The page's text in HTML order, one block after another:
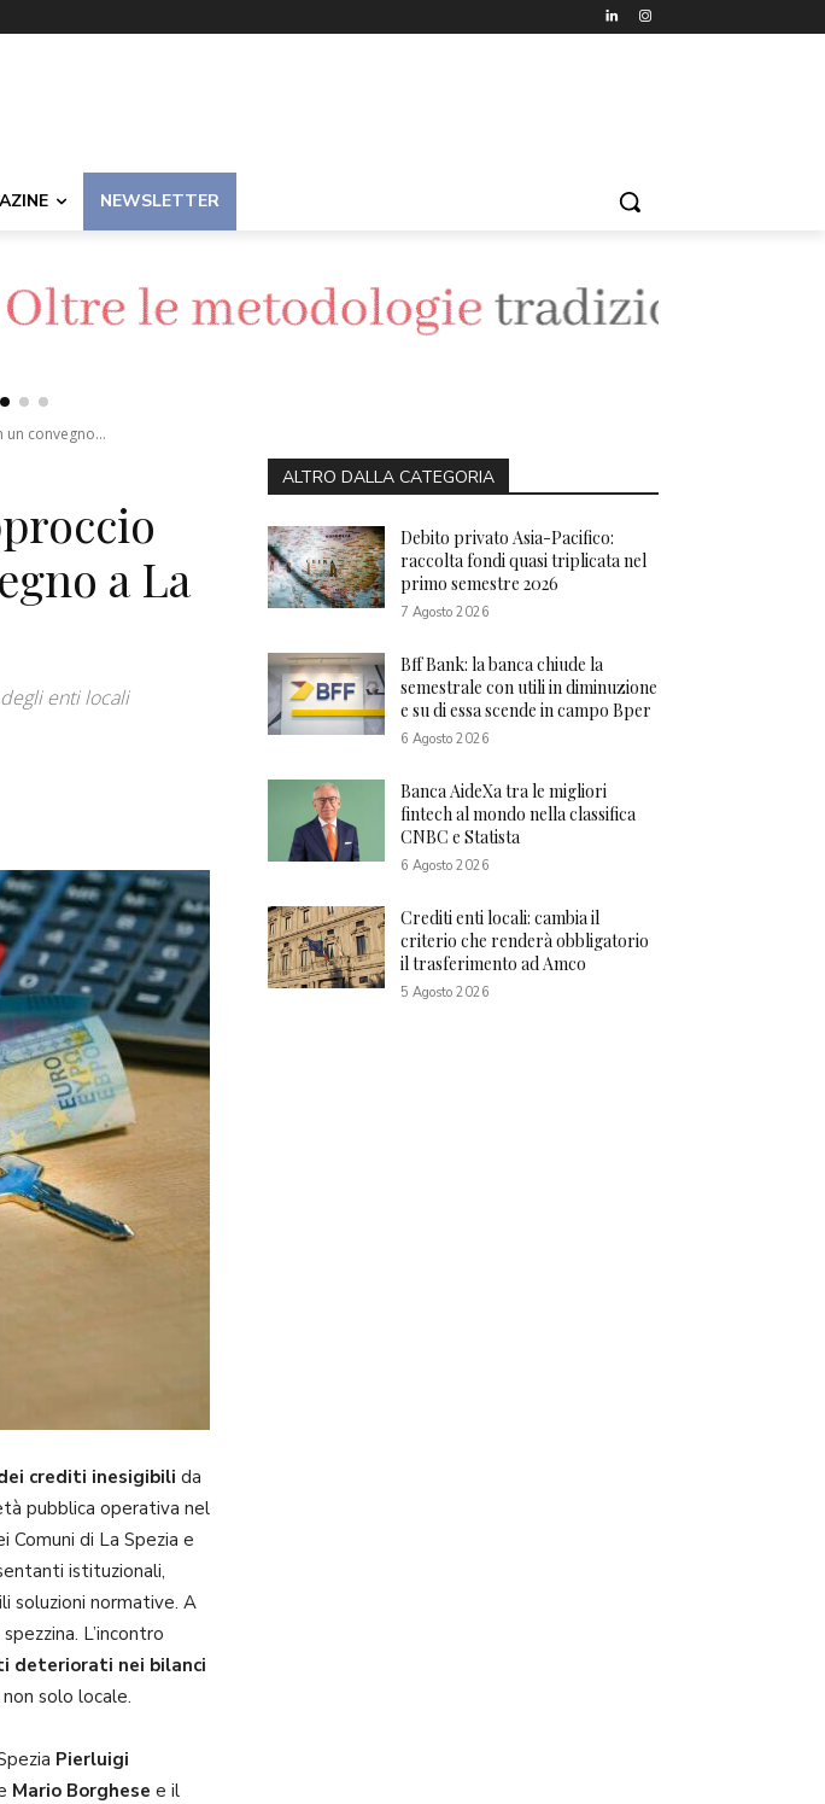
NEWSLETTER
convegno...
a La
enti locali
crediti inesigibili da
pubblica operativa nel
di La Spezia e
istituzionali,
soluzioni normative. A
L’incontro
deteriorati nei bilanci
solo locale.
Pierluigi
Mario Borghese e il
ALTRO DALLA CATEGORIA
Debito privato Asia-Pacifico:
raccolta fondi quasi triplicata nel
primo semestre 2026
7 Agosto 2026
Bff Bank: la banca chiude la
semestrale con utili in diminuzione
e su di essa scende in campo Bper
6 Agosto 2026
Banca AideXa tra le migliori
fintech al mondo nella classifica
CNBC e Statista
6 Agosto 2026
Crediti enti locali: cambia il
criterio che renderà obbligatorio
il trasferimento ad Amco
5 Agosto 2026